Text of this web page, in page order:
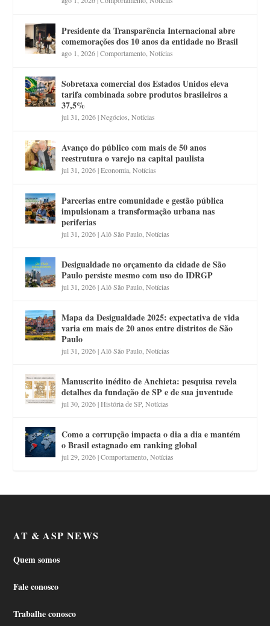
Presidente da Transparência Internacional abre
comemorações dos 10 anos da entidade no Brasil
ago 1, 2026|Comportamento ,Notícias
Sobretaxa comercial dos Estados Unidos eleva
tarifa combinada sobre produtos brasileiros a
37,5%
jul 31, 2026|Negócios ,Notícias
Avanço do público com mais de 50 anos
reestrutura o varejo na capital paulista
jul 31, 2026|Economia ,Notícias
Parcerias entre comunidade e gestão pública
impulsionam a transformação urbana nas
periferias
jul 31, 2026| Alô São Paulo ,Notícias
Desigualdade no orçamento da cidade de São
Paulo persiste mesmo com uso do IDRGP
jul 31, 2026| Alô São Paulo ,Notícias
Mapa da Desigualdade 2025: expectativa de vida
varia em mais de 20 anos entre distritos de São
Paulo
jul 31, 2026| Alô São Paulo ,Notícias
Manuscrito inédito de Anchieta: pesquisa revela
detalhes da fundação de SP e de sua juventude
jul 30, 2026|História de SP,Notícias
Como a corrupção impacta o dia a dia e mantém
o Brasil estagnado em ranking global
jul 29, 2026|Comportamento ,Notícias
AT & ASP NEWS
Quem somos
Fale conosco
Trabalhe conosco